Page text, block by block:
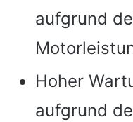
aufgrund
Hoher
aufgrund